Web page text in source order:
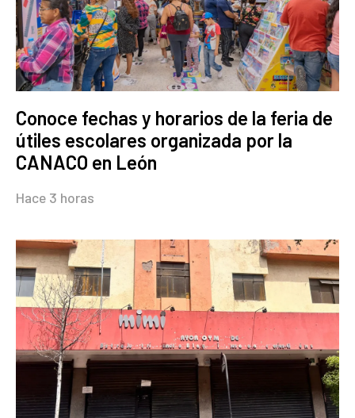
Conoce fechas y horarios de la feria de
útiles escolares organizada por la
CANACO en León
Hace 3 horas